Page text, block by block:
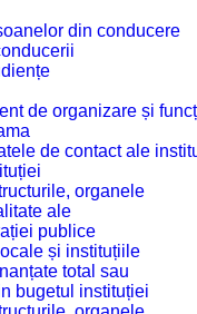
din conducere
de organizare și
de contact ale
organele
ale
publice
și instituțiile
total sau
bugetul instituției